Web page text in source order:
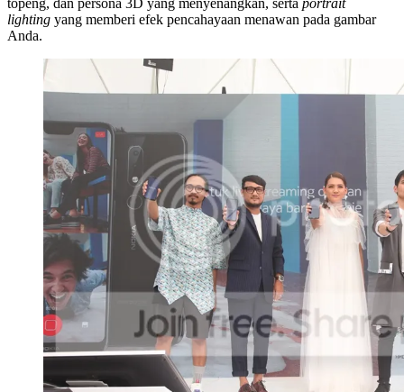
lighting yang memberi efek pencahayaan menawan pada gambar
Anda.